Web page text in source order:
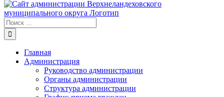
Результат
поиска:
Главная
Администрация
Руководство администрации
Органы администрации
Структура администрации